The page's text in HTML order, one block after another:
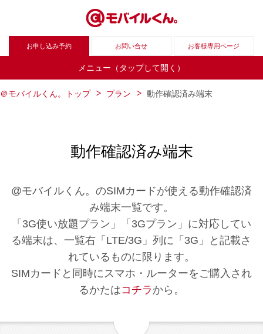
お申し込み予約 お問い合せ お客様専用ページ
メニュー（タップして開く）
＠モバイルくん。トップ プラン 動作確認済み端末
動作確認済み端末
@モバイルくん。のSIMカードが使える動作確認済
み端末一覧です。
「3G使い放題プラン」「3Gプラン」に対応してい
る端末は、一覧右「LTE/3G」列に「3G」と記載さ
れているものに限ります。
SIMカードと同時にスマホ・ルーターをご購入され
るかたはコチラ から。